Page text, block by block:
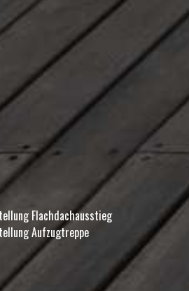
Flachdachausstieg
Aufzugtreppe